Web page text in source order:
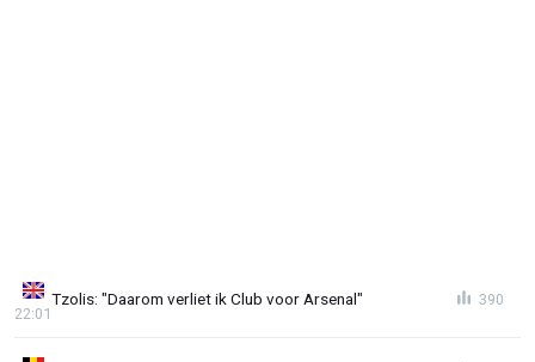
Tzolis: "Daarom verliet ik Club voor Arsenal"
22:01
390